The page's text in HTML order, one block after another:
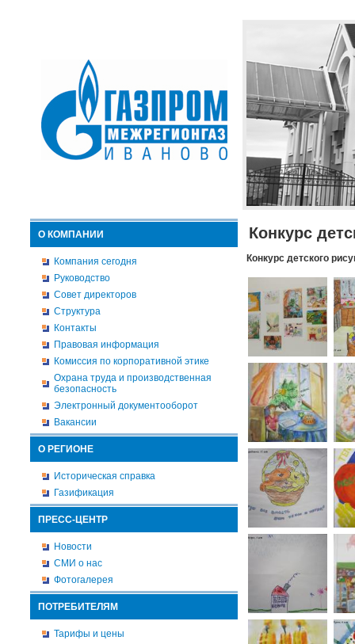
О КОМПАНИИ
Компания сегодня
Руководство
Совет директоров
Структура
Контакты
Правовая информация
Комиссия по корпоративной этике
Охрана труда и производственная
безопасность
Электронный документооборот
Вакансии
О РЕГИОНЕ
Историческая справка
Газификация
ПРЕСС-ЦЕНТР
Новости
СМИ о нас
Фотогалерея
ПОТРЕБИТЕЛЯМ
Тарифы и цены
Конкурс
Конкурс детского